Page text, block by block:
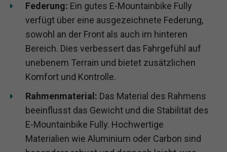
Federung: Ein gutes E-Mountainbike Fully
verfügt über eine ausgezeichnete Federung,
sowohl an der Front als auch im hinteren
Bereich. Dies verbessert das Fahrgefühl auf
unebenem Terrain und bietet zusätzlichen
Komfort und Kontrolle.
Rahmenmaterial: Das Material des Rahmens
beeinflusst das Gewicht und die Stabilität des
E-Mountainbike Fully. Hochwertige
Materialien wie Aluminium oder Carbon sind